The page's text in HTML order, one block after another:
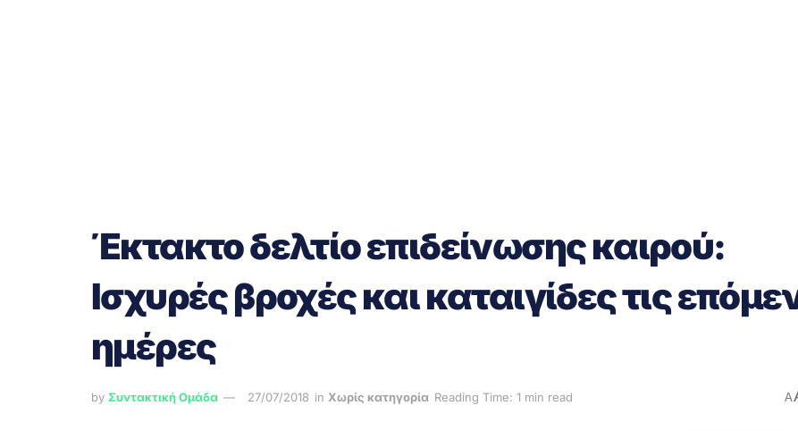
Έκτακτο δελτίο επιδείνωσης καιρού:
Ισχυρές βροχές και καταιγίδες τις
ημέρες
by Συντακτική Ομάδα 27/07/2018 in Χωρίς κατηγορία Reading Time: 1 min read A